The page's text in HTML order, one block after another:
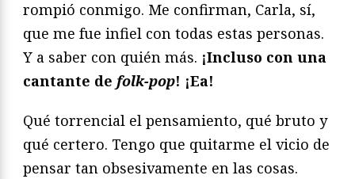
rompió conmigo. Me confirman, Carla, sí,
que me fue infiel con todas estas personas.
Y a saber con quién más. ¡Incluso con una
cantante de folk-pop! ¡Ea!
Qué torrencial el pensamiento, qué bruto y
qué certero. Tengo que quitarme el vicio de
pensar tan obsesivamente en las cosas.